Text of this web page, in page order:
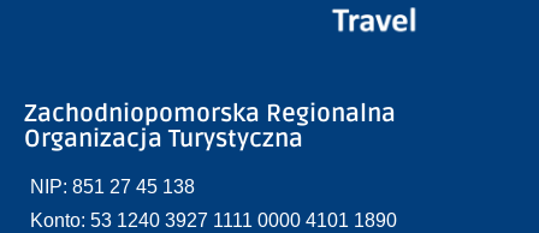
Zachodniopomorska Regionalna
Organizacja Turystyczna
NIP: 851 27 45 138
Konto: 53 1240 3927 1111 0000 4101 1890